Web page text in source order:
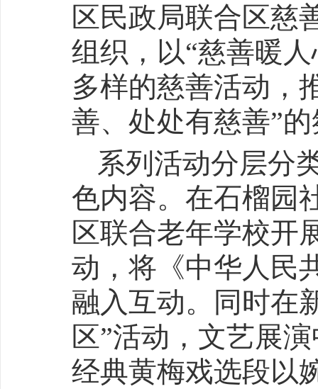
区民政局联合区慈
组织，以“慈善暖
多样的慈善活动，
善、处处有慈善”
系列活动分层分
色内容。在石榴园
区联合老年学校开
动，将《中华人民
融入互动。同时在
区”活动，文艺展
经典黄梅戏选段以